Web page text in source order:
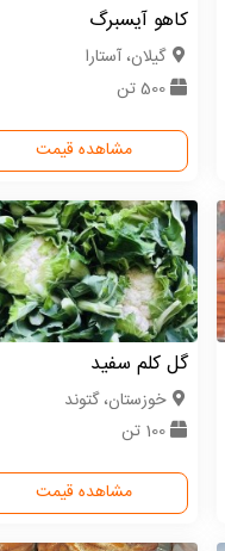
کاهو آیسبرگ
گیلان، آستارا
500 تن
مشاهده قیمت
گل کلم سفید
خوزستان، گتوند
100 تن
مشاهده قیمت